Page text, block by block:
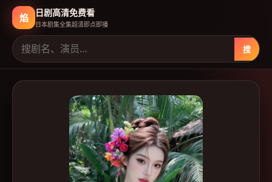
焰 日剧高清免费看
日本剧集全集超清即点即播
搜
日剧高清免费看-日本免费高